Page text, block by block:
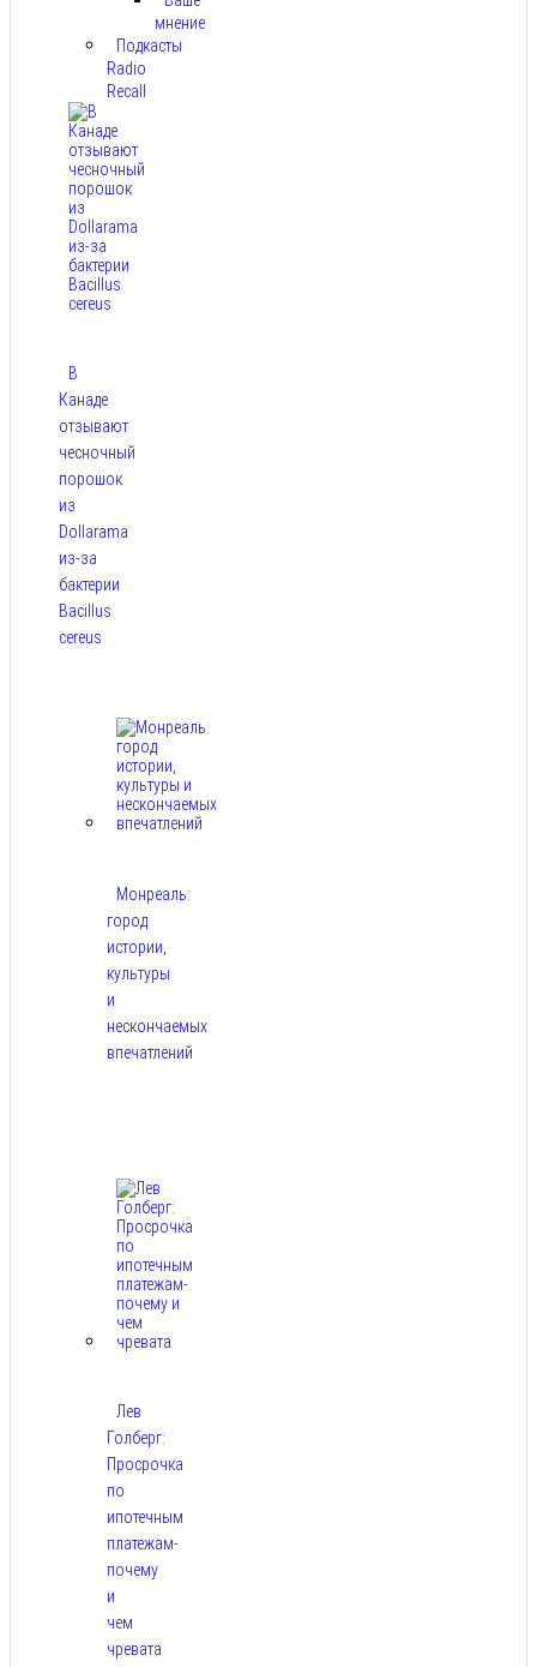
мнение
Подкасты
Radio
Recall
В
Канаде
отзывают
чесночный
порошок
из
Dollarama
из-за
бактерии
Bacillus
cereus
Монреаль:
город
истории,
культуры
и
нескончаемых
впечатлений
Лев
Голберг:
Просрочка
по
ипотечным
платежам-
почему
и
чем
чревата